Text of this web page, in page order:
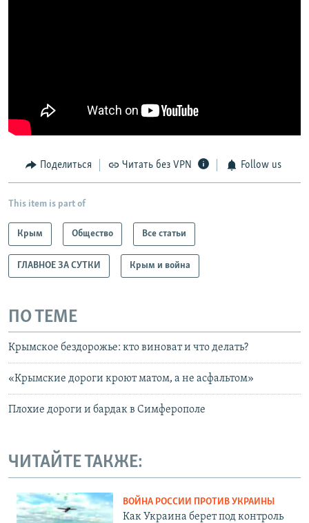
Поделиться Читать без VPN Follow us
This item is part of
Крым Общество Все статьи
ГЛАВНОЕ ЗА СУТКИ Крым и война
ПО ТЕМЕ
Крымское бездорожье: кто виноват и что делать?
«Крымские дороги кроют матом, а не асфальтом»
Плохие дороги и бардак в Симферополе
ЧИТАЙТЕ ТАКЖЕ:
ВОЙНА РОССИИ ПРОТИВ УКРАИНЫ
Как Украина берет под контроль